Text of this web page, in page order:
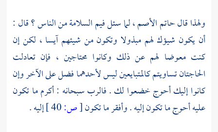
ولهذا قالحاتم الأصم، لما سئل فيم السلامة من الناس ؟ قال :
أن يكون شيؤك لهم مبذولا وتكون من شيئهم آيسا ، لكن إن
كنت معوضا لهم عن ذلك وكانوا محتاجين ، فإن تعادلت
الحاجتان تساويتم كالمتبايعين ليس لأحدهما فضل على الآخر وإن
كانوا إليك أحوج خضعوا لك . فالرب سبحانه : أكرم ما تكون
عليه أحوج ما تكون إليه . وأفقر ما تكون[ص:
إليه .